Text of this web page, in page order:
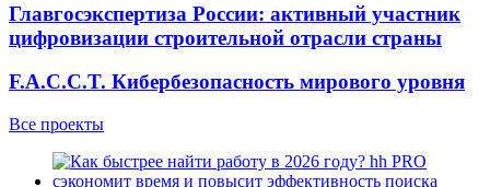
Главгосэкспертиза России: активный участник
цифровизации строительной отрасли страны
F.A.C.C.T. Кибербезопасность мирового уровня
Все проекты